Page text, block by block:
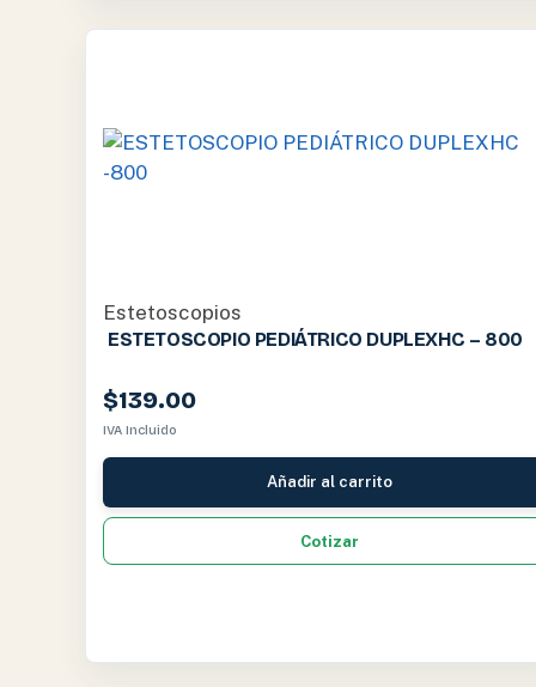
Estetoscopios
ESTETOSCOPIO PEDIÁTRICO DUPLEXHC – 800
$139.00
IVA Incluido
Añadir al carrito
Cotizar